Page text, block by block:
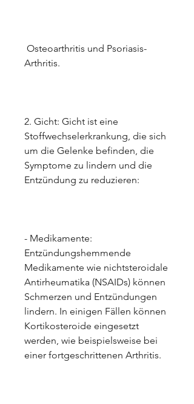
Arthritis.
2. Gicht: Gicht ist eine
Stoffwechselerkrankung, die sich
um die Gelenke befinden, die
Symptome zu lindern und die
Entzündung zu reduzieren:
- Medikamente:
Entzündungshemmende
Medikamente wie nichtsteroidale
Antirheumatika (NSAIDs) können
Schmerzen und Entzündungen
lindern. In einigen Fällen können
Kortikosteroide eingesetzt
werden, wie beispielsweise bei
einer fortgeschrittenen Arthritis.